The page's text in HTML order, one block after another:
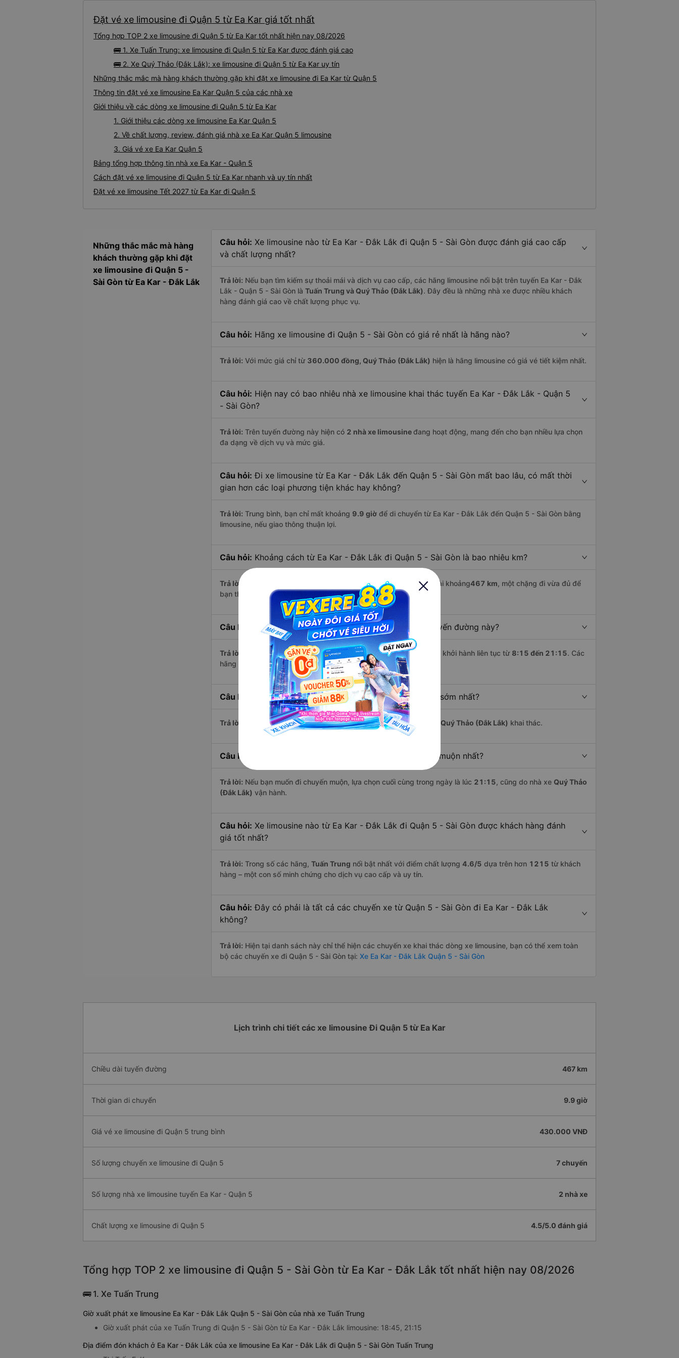
Đặt vé xe limousine đi Quận 5 từ Ea Kar giá tốt nhất
Tổng hợp TOP 2 xe limousine đi Quận 5 từ Ea Kar tốt nhất hiện nay 08/2026
🚌 1. Xe Tuấn Trung: xe limousine đi Quận 5 từ Ea Kar được đánh giá cao
🚌 2. Xe Quý Thảo (Đắk Lắk): xe limousine đi Quận 5 từ Ea Kar uy tín
Những thắc mắc mà hàng khách thường gặp khi đặt xe limousine đi Ea Kar từ Quận 5
Thông tin đặt vé xe limousine Ea Kar Quận 5 của các nhà xe
Giới thiệu về các dòng xe limousine đi Quận 5 từ Ea Kar
1. Giới thiệu các dòng xe limousine Ea Kar Quận 5
2. Về chất lượng, review, đánh giá nhà xe Ea Kar Quận 5 limousine
3. Giá vé xe Ea Kar Quận 5
Bảng tổng hợp thông tin nhà xe Ea Kar - Quận 5
Cách đặt vé xe limousine đi Quận 5 từ Ea Kar nhanh và uy tín nhất
Đặt vé xe limousine Tết 2027 từ Ea Kar đi Quận 5
Những thắc mắc mà hàng
khách thường gặp khi đặt
xe limousine đi Quận 5 -
Sài Gòn từ Ea Kar - Đắk Lắk
Câu hỏi: Xe limousine nào từ Ea Kar - Đắk Lắk đi Quận 5 - Sài Gòn được đánh giá cao cấp
và chất lượng nhất?
Trả lời: Nếu bạn tìm kiếm sự thoải mái và dịch vụ cao cấp, các hãng limousine nổi bật trên tuyến Ea Kar - Đắk
Lắk - Quận 5 - Sài Gòn là Tuấn Trung và Quý Thảo (Đắk Lắk). Đây đều là những nhà xe được nhiều khách
hàng đánh giá cao về chất lượng phục vụ.
Câu hỏi: Hãng xe limousine đi Quận 5 - Sài Gòn có giá rẻ nhất là hãng nào?
Trả lời: Với mức giá chỉ từ 360.000 đồng, Quý Thảo (Đắk Lắk) hiện là hãng limousine có giá vé tiết kiệm nhất.
Câu hỏi: Hiện nay có bao nhiêu nhà xe limousine khai thác tuyến Ea Kar - Đắk Lắk - Quận 5
- Sài Gòn?
Trả lời: Trên tuyến đường này hiện có 2 nhà xe limousineđang hoạt động, mang đến cho bạn nhiều lựa chọn
đa dạng về dịch vụ và mức giá.
Câu hỏi: Đi xe limousine từ Ea Kar - Đắk Lắk đến Quận 5 - Sài Gòn mất bao lâu, có mất thời
gian hơn các loại phương tiện khác hay không?
Trả lời: Trung bình, bạn chỉ mất khoảng 9.9 giờ để di chuyển từ Ea Kar - Đắk Lắk đến Quận 5 - Sài Gòn bằng
limousine, nếu giao thông thuận lợi.
Câu hỏi: Khoảng cách từ Ea Kar - Đắk Lắk đi Quận 5 - Sài Gòn là bao nhiêu km?
Trả lời: Quãng đường từ Ea Kar - Đắk Lắk đến Quận 5 - Sài Gòn dài khoảng467 km, một chặng đi vừa đủ để
bạn thư giãn trên xe limousine thoải mái.
Câu hỏi: Mỗi ngày có bao nhiêu chuyến limousine trên tuyến đường này?
Trả lời: Mỗi ngày có tới7 chuyến limousinehoạt động trên tuyến, khởi hành liên tục từ 8:15 đến 21:15. Các
hãng nổi bật gồm:Tuấn Trung, Quý Thảo (Đắk Lắk),...
Câu hỏi: Xe limousine nào khởi hành từ Quận 5 - Sài Gòn sớm nhất?
Trả lời: Chuyến limousine sớm nhất khởi hành lúc8:15, do nhà xe Quý Thảo (Đắk Lắk) khai thác.
Câu hỏi: Xe limousine nào khởi hành từ Ea Kar - Đắk Lắk muộn nhất?
Trả lời: Nếu bạn muốn đi chuyến muộn, lựa chọn cuối cùng trong ngày là lúc 21:15, cũng do nhà xe Quý Thảo
(Đắk Lắk) vận hành.
Câu hỏi: Xe limousine nào từ Ea Kar - Đắk Lắk đi Quận 5 - Sài Gòn được khách hàng đánh
giá tốt nhất?
Trả lời: Trong số các hãng, Tuấn Trung nổi bật nhất với điểm chất lượng 4.6/5 dựa trên hơn 1215 từ khách
hàng – một con số minh chứng cho dịch vụ cao cấp và uy tín.
Câu hỏi: Đây có phải là tất cả các chuyến xe từ Quận 5 - Sài Gòn đi Ea Kar - Đắk Lắk
không?
Trả lời: Hiện tại danh sách này chỉ thể hiện các chuyến xe khai thác dòng xe limousine, bạn có thể xem toàn
bộ các chuyến xe đi Quận 5 - Sài Gòn tại: Xe Ea Kar - Đắk Lắk Quận 5 - Sài Gòn
Lịch trình chi tiết các xe limousine Đi Quận 5 từ Ea Kar
Chiều dài tuyến đường 467 km
Thời gian di chuyển 9.9 giờ
Giá vé xe limousine đi Quận 5 trung bình 430.000 VNĐ
Số lượng chuyến xe limousine đi Quận 5 7 chuyến
Số lượng nhà xe limousine tuyến Ea Kar - Quận 5 2 nhà xe
Chất lượng xe limousine đi Quận 5 4.5/5.0 đánh giá
Tổng hợp TOP 2 xe limousine đi Quận 5 - Sài Gòn từ Ea Kar - Đắk Lắk tốt nhất hiện nay 08/2026
🚌 1. Xe Tuấn Trung
Giờ xuất phát xe limousine Ea Kar - Đắk Lắk Quận 5 - Sài Gòn của nhà xe Tuấn Trung
Giờ xuất phát của xe Tuấn Trung đi Quận 5 - Sài Gòn từ Ea Kar - Đắk Lắk limousine: 18:45, 21:15
Địa điểm đón khách ở Ea Kar - Đắk Lắk của xe limousine Ea Kar - Đắk Lắk đi Quận 5 - Sài Gòn Tuấn Trung